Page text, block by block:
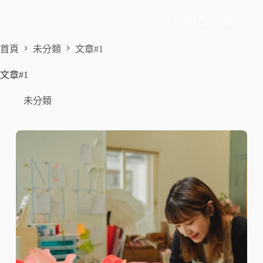
首頁 未分類 文章#1
文章#1
未分類